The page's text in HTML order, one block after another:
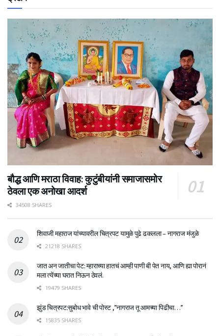
बौद्ध आणि मराठा विवाह: कुटुंबीयांनी समाजासमोर
ठेवला एक अनोखा आदर्श
34508 SHARES
शिवाजी महाराज यांच्यावरील चित्रपट यामुळे पुढे ढकलला – नागराज मंजुळे
21218 SHARES
जात अन जातीचा पेट: म्हाराच्या हातचं आम्ही पाणी बी पेत नाय, आणि ह्या पोरानं
मला त्येंच्या घरात निऊन ठेवलं.
19479 SHARES
झुंड चित्रपट:सुबोध भावे ची पोस्ट ,”नागराज तू आमच्या पिढीचा…”
15835 SHARES